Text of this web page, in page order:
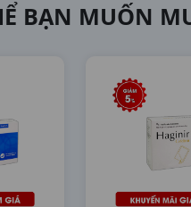
BẠN MUỐN